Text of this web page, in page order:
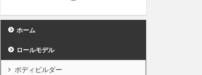
ホーム
ロールモデル
ボディビルダー